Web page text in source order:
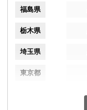
福島県
栃木県
埼玉県
東京都